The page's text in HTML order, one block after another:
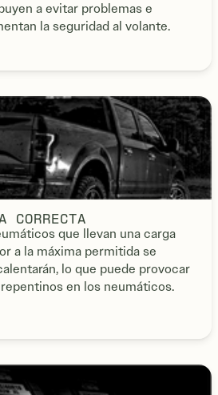
a evitar problemas e
la seguridad al volante.
CORRECTA
que llevan una carga
a la máxima permitida se
lo que puede provocar
en los neumáticos.